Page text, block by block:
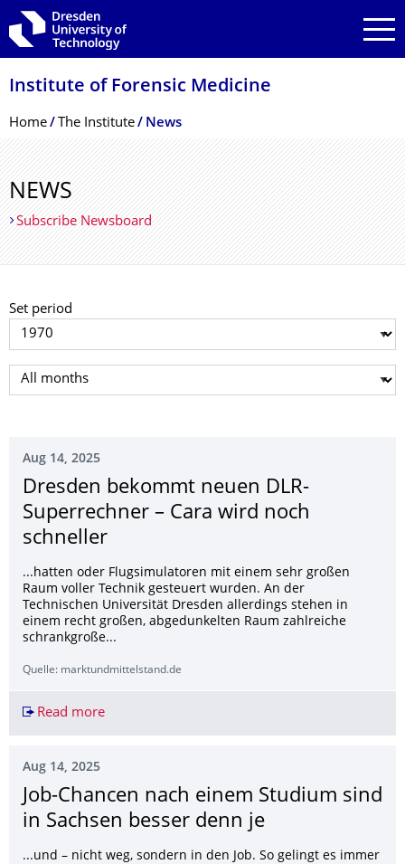
Skip to main navigation
Skip to search
Skip to content
Institute of Forensic Medicine
Breadcrumb Menu
Home The Institute News
NEWS
Subscribe Newsboard
Set period
Select year
Select month
Aug 14, 2025
Dresden bekommt neuen DLR-
Superrechner – Cara wird noch
schneller
...hatten oder Flugsimulatoren mit einem sehr großen
Raum voller Technik gesteuert wurden. An der
Technischen Universität Dresden allerdings stehen in
einem recht großen, abgedunkelten Raum zahlreiche
schrankgroße...
Quelle: marktundmittelstand.de
Read moreDresden bekommt neuen DLR-Superrechner –
Aug 14, 2025
Job-Chancen nach einem Studium sind
in Sachsen besser denn je
...und – nicht weg, sondern in den Job. So gelingt es immer